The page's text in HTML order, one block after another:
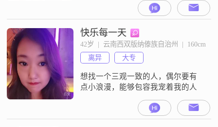
快乐每一天
42岁  |  云南西双版纳傣族自治州  |  160cm
离异
大专
想找一个三观一致的人，偶尔要有
点小浪漫，能够包容我宠着我的人